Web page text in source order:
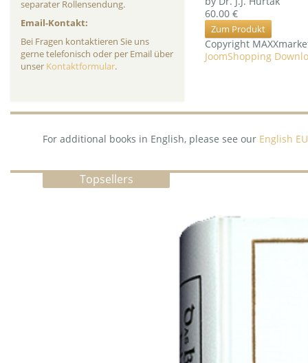
separater Rollensendung.
Email-Kontakt:
Bei Fragen kontaktieren Sie uns
gerne telefonisch oder per Email über
unser Kontaktformular.
60.00 €
Zum Produkt
Copyright
JoomShopping
For additional books in English, please see our English EU
Topsellers